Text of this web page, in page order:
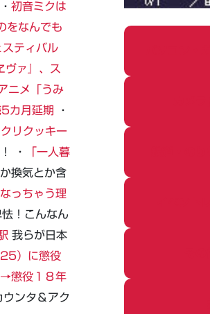
初音ミクは
をなんでも
ティバル
ヴァ』、ス
ニメ「うみ
カ月延期
・
リクッキー
・
「一人暮
換気とか含
っちゃう理
！こんなん
我らが日本
25）に懲役
懲役１８年
ンタ＆アク